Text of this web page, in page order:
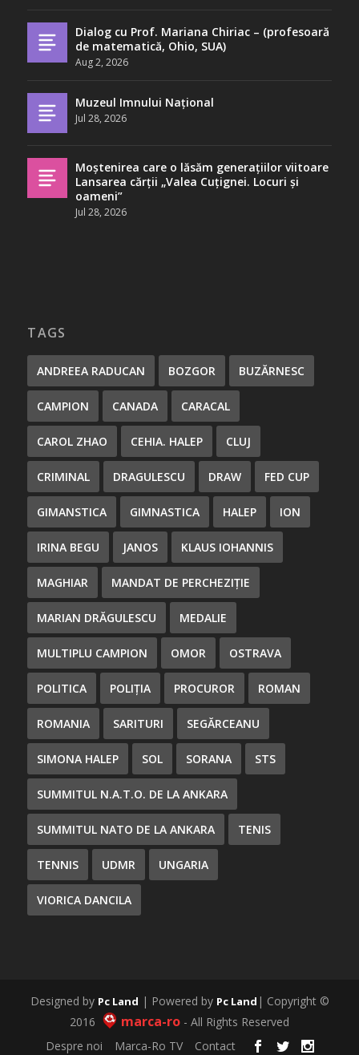
Dialog cu Prof. Mariana Chiriac – (profesoară
de matematică, Ohio, SUA)
Aug 2, 2026
Muzeul Imnului Național
Jul 28, 2026
Moștenirea care o lăsăm generațiilor viitoare
Lansarea cărții „Valea Cuțignei. Locuri și
oameni”
Jul 28, 2026
TAGS
ANDREEA RADUCAN BOZGOR BUZĂRNESC
CAMPION CANADA CARACAL
CAROL ZHAO CEHIA. HALEP CLUJ
CRIMINAL DRAGULESCU DRAW FED CUP
GIMANSTICA GIMNASTICA HALEP ION
IRINA BEGU JANOS KLAUS IOHANNIS
MAGHIAR MANDAT DE PERCHEZIȚIE
MARIAN DRĂGULESCU MEDALIE
MULTIPLU CAMPION OMOR OSTRAVA
POLITICA POLIȚIA PROCUROR ROMAN
ROMANIA SARITURI SEGĂRCEANU
SIMONA HALEP SOL SORANA STS
SUMMITUL N.A.T.O. DE LA ANKARA
SUMMITUL NATO DE LA ANKARA TENIS
TENNIS UDMR UNGARIA
VIORICA DANCILA
Designed by Pc Land | Powered by Pc Land | Copyright ©
2016 marca-ro - All Rights Reserved
Despre noi
Marca-Ro TV Contact